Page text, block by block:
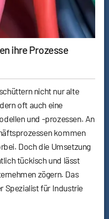
ihre Prozesse
nicht nur alte
oft auch eine
und -prozessen. An
kommen
Doch die Umsetzung
tückisch und lässt
zögern. Das
Spezialist für Industrie